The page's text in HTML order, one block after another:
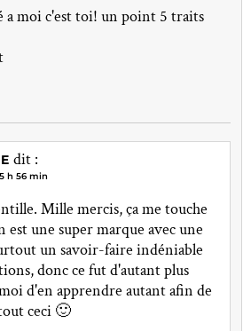
a moi c'est toi! un point 5 traits
dit :
h 56 min
Mille mercis, ça me touche
une super marque avec une
un savoir-faire indéniable
donc ce fut d'autant plus
d'en apprendre autant afin de
ceci 🙂